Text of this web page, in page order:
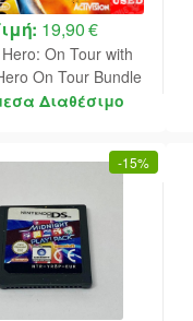
19,90 €
On Tour with
On Tour Bundle
(UNBOXED)
Διαθέσιμο
-15%